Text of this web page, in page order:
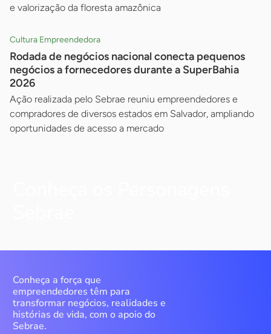
e valorização da floresta amazônica
Cultura Empreendedora
Rodada de negócios nacional conecta pequenos
negócios a fornecedores durante a SuperBahia
2026
Ação realizada pelo Sebrae reuniu empreendedores e
compradores de diversos estados em Salvador, ampliando
oportunidades de acesso a mercado
Conheça a força que
empreendedores têm para
transformar negócios, realidades e
histórias de vida, com o apoio do
Sebrae.